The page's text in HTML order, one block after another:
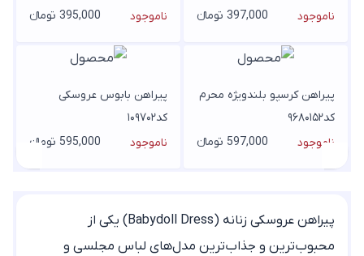
ناموجود 397,000 تومانء
کد1011402
ناموجود 395,000 تومانء
پیراهن کرسپو بلندویژه محرم
کد۹۶۸۰۱۵۲
ناموجود
597,000 تومانء
پیراهن بابوس عروسکی
کد۱۰۹۷۰۲
ناموجود
595,000 تومانء
پیراهن عروسکی زنانه (Babydoll Dress) یکی از
محبوب‌ترین و جذاب‌ترین مدل‌های لباس مجلسی و